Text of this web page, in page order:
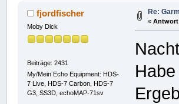
fjordfischer
Moby Dick
Beiträge: 2431
My/Mein Echo Equipment: HDS-
7 Live, HDS-7 Carbon, HDS-7
G3, SS3D, echoMAP-71sv
Re:
« Antwort